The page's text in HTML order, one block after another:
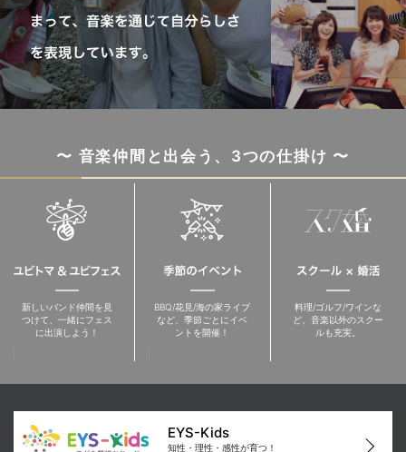
〜 音楽仲間と出会う、3つの仕掛け 〜
新しいバンド仲間を見
つけて、一緒にフェス
に出演しよう！
BBQ/花見/海の家ライブ
など、季節ごとにイベ
ントを開催！
料理/ゴルフ/ワインな
ど、音楽以外のスクー
ルも充実。
EYS-Kids
知性・理性・感性が育つ！